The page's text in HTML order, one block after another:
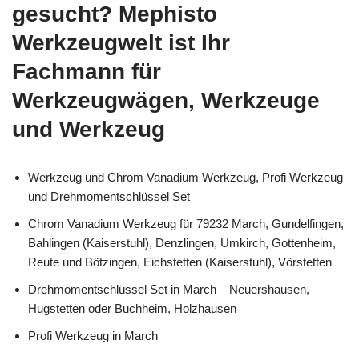
gesucht? Mephisto
Werkzeugwelt ist Ihr
Fachmann für
Werkzeugwägen, Werkzeuge
und Werkzeug
Werkzeug und Chrom Vanadium Werkzeug, Profi Werkzeug
und Drehmomentschlüssel Set
Chrom Vanadium Werkzeug für 79232 March, Gundelfingen,
Bahlingen (Kaiserstuhl), Denzlingen, Umkirch, Gottenheim,
Reute und Bötzingen, Eichstetten (Kaiserstuhl), Vörstetten
Drehmomentschlüssel Set in March – Neuershausen,
Hugstetten oder Buchheim, Holzhausen
Profi Werkzeug in March